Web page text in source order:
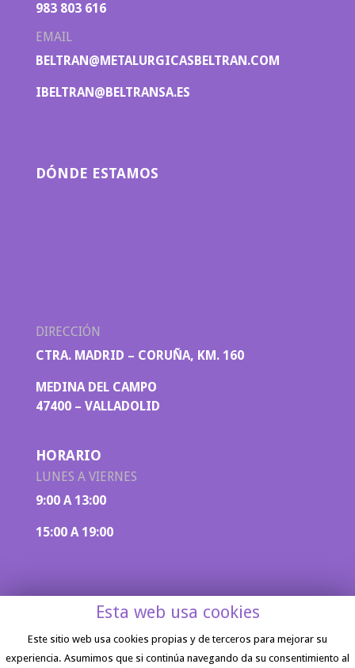
983 803 616
EMAIL
BELTRAN@METALURGICASBELTRAN.COM
IBELTRAN@BELTRANSA.ES
DÓNDE ESTAMOS
DIRECCIÓN
CTRA. MADRID – CORUÑA, KM. 160
MEDINA DEL CAMPO
47400 – VALLADOLID
HORARIO
LUNES A VIERNES
9:00 A 13:00
15:00 A 19:00
Aviso legal|Política de privacidad| Diseño
Esta web usa cookies
Este sitio web usa cookies propias y de terceros para mejorar su
experiencia. Asumimos que si continúa navegando da su consentimiento al